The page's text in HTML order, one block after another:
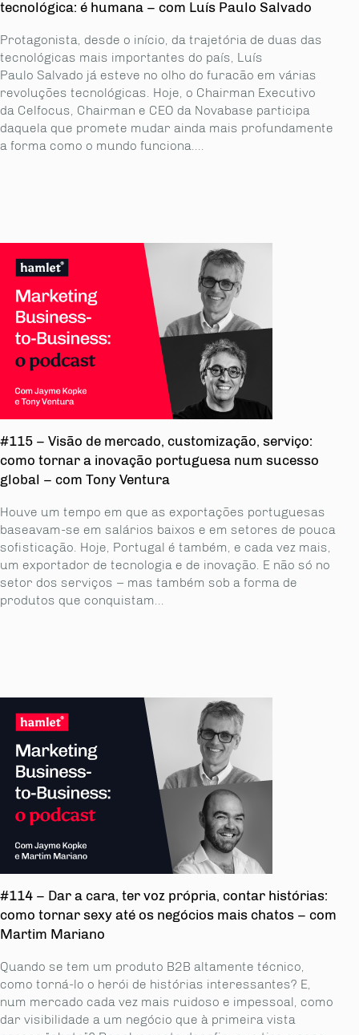
tecnológica: é humana – com Luís Paulo Salvado
Protagonista, desde o início, da trajetória de duas das
tecnológicas mais importantes do país, Luís
Paulo Salvado já esteve no olho do furacão em várias
revoluções tecnológicas. Hoje, o Chairman Executivo
da Celfocus, Chairman e CEO da Novabase participa
daquela que promete mudar ainda mais profundamente
a forma como o mundo funciona....
#115 – Visão de mercado, customização, serviço:
como tornar a inovação portuguesa num sucesso
global – com Tony Ventura
Houve um tempo em que as exportações portuguesas
baseavam-se em salários baixos e em setores de pouca
sofisticação. Hoje, Portugal é também, e cada vez mais,
um exportador de tecnologia e de inovação. E não só no
setor dos serviços – mas também sob a forma de
produtos que conquistam...
#114 – Dar a cara, ter voz própria, contar histórias:
como tornar sexy até os negócios mais chatos – com
Martim Mariano
Quando se tem um produto B2B altamente técnico,
como torná-lo o herói de histórias interessantes? E,
num mercado cada vez mais ruidoso e impessoal, como
dar visibilidade a um negócio que à primeira vista